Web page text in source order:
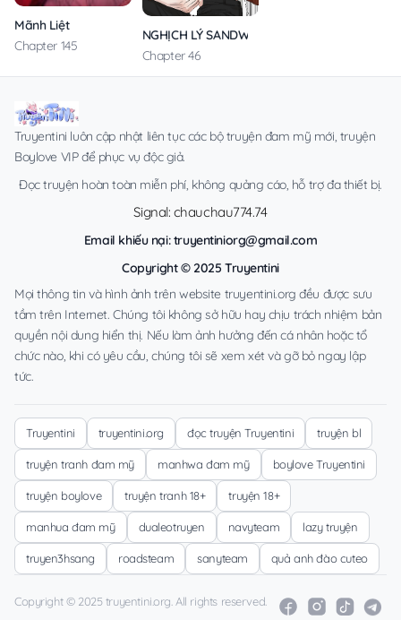
Mãnh Liệt
Chapter 145
NGHỊCH LÝ SANDWICH
Chapter 46
Truyentini luôn cập nhật liên tục các bộ truyện đam mỹ mới, truyện
Boylove VIP để phục vụ độc giả.
Đọc truyện hoàn toàn miễn phí, không quảng cáo, hỗ trợ đa thiết bị.
Signal: chauchau774.74
Email khiếu nại:truyentiniorg@gmail.com
Copyright © 2025 Truyentini
Mọi thông tin và hình ảnh trên website truyentini.org đều được sưu
tầm trên Internet. Chúng tôi không sở hữu hay chịu trách nhiệm bản
quyền nội dung hiển thị. Nếu làm ảnh hưởng đến cá nhân hoặc tổ
chức nào, khi có yêu cầu, chúng tôi sẽ xem xét và gỡ bỏ ngay lập
tức.
Truyentini truyentini.org đọc truyện Truyentini truyện bl
truyện tranh đam mỹ manhwa đam mỹ boylove Truyentini
truyện boylove truyện tranh 18+ truyện 18+
manhua đam mỹ dualeotruyen navyteam lazy truyện
truyen3hsang roadsteam sanyteam quả anh đào cuteo
Copyright © 2025 truyentini.org. All rights reserved.